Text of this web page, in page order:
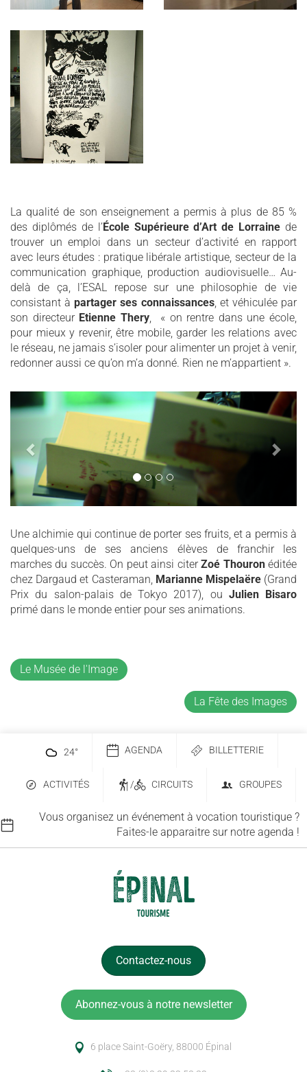
La qualité de son enseignement a permis à plus de 85 %
des diplômés de l’École Supérieure d’Art de Lorraine de
trouver un emploi dans un secteur d’activité en rapport
avec leurs études : pratique libérale artistique, secteur de la
communication graphique, production audiovisuelle… Au-
delà de ça, l’ESAL repose sur une philosophie de vie
consistant àpartager ses connaissances, et véhiculée par
son directeur Etienne Thery, « on rentre dans une école,
pour mieux y revenir, être mobile, garder les relations avec
le réseau, ne jamais s’isoler pour alimenter un projet à venir,
redonner aussi ce qu’on m’a donné. Rien ne m’appartient ».
Une alchimie qui continue de porter ses fruits, et a permis à
quelques-uns de ses anciens élèves de franchir les
marches du succès. On peut ainsi citerZoé Thouronéditée
chez Dargaud et Casteraman, Marianne Mispelaëre(Grand
Prix du salon-palais de Tokyo 2017), ou Julien Bisaro
primé dans le monde entier pour ses animations.
Le Musée de l'Image
La Fête des Images
24° AGENDA BILLETTERIE
ACTIVITÉS / CIRCUITS GROUPES
Vous organisez un événement à vocation touristique ?
Faites-le apparaitre sur notre agenda !
Contactez-nous
Abonnez-vous à notre newsletter
6 place Saint-Goëry, 88000 Épinal